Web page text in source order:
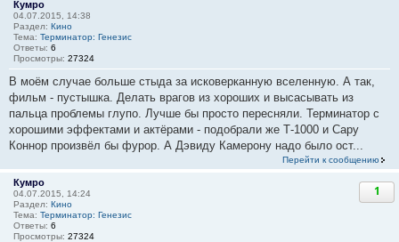
Кумро
04.07.2015, 14:38
Раздел: Кино
Тема: Терминатор: Генезис
Ответы: 6
Просмотры: 27324
В моём случае больше стыда за исковерканную вселенную. А так,
фильм - пустышка. Делать врагов из хороших и высасывать из
пальца проблемы глупо. Лучше бы просто пересняли. Терминатор с
хорошими эффектами и актёрами - подобрали же Т-1000 и Сару
Коннор произвёл бы фурор. А Дэвиду Камерону надо было ост...
Перейти к сообщению
Кумро
04.07.2015, 14:24
Раздел: Кино
Тема: Терминатор: Генезис
Ответы: 6
Просмотры: 27324
1